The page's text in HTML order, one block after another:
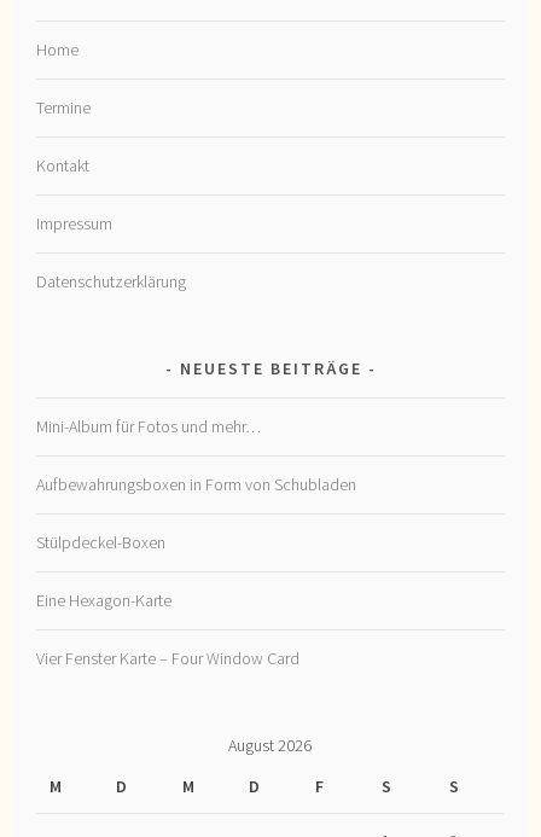
Home
Termine
Kontakt
Impressum
Datenschutzerklärung
NEUESTE BEITRÄGE
Mini-Album für Fotos und mehr…
Aufbewahrungsboxen in Form von Schubladen
Stülpdeckel-Boxen
Eine Hexagon-Karte
Vier Fenster Karte – Four Window Card
August 2026
M
D M D F S S